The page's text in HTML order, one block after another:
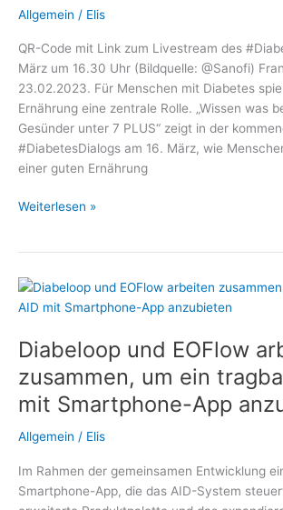
Allgemein / Elis
QR-Code mit Link zum Livestream des
März um 16.30 Uhr (Bildquelle: @Sanofi)
23.02.2023. Für Menschen mit Diabetes
Ernährung eine zentrale Rolle. „Wissen was
Gesünder unter 7 PLUS“ zeigt in der
#DiabetesDialogs am 16. März, wie
einer guten Ernährung
Mit
Leben
führen
Thema
#DiabetesDialog:
Welche
spielt
die
Ernährung?
Weiterlesen »
Diabeloop und EOFlow
zusammen, um ein
mit Smartphone-App
Allgemein / Elis
Im Rahmen der gemeinsamen Entwicklung
Smartphone-App, die das AID-System